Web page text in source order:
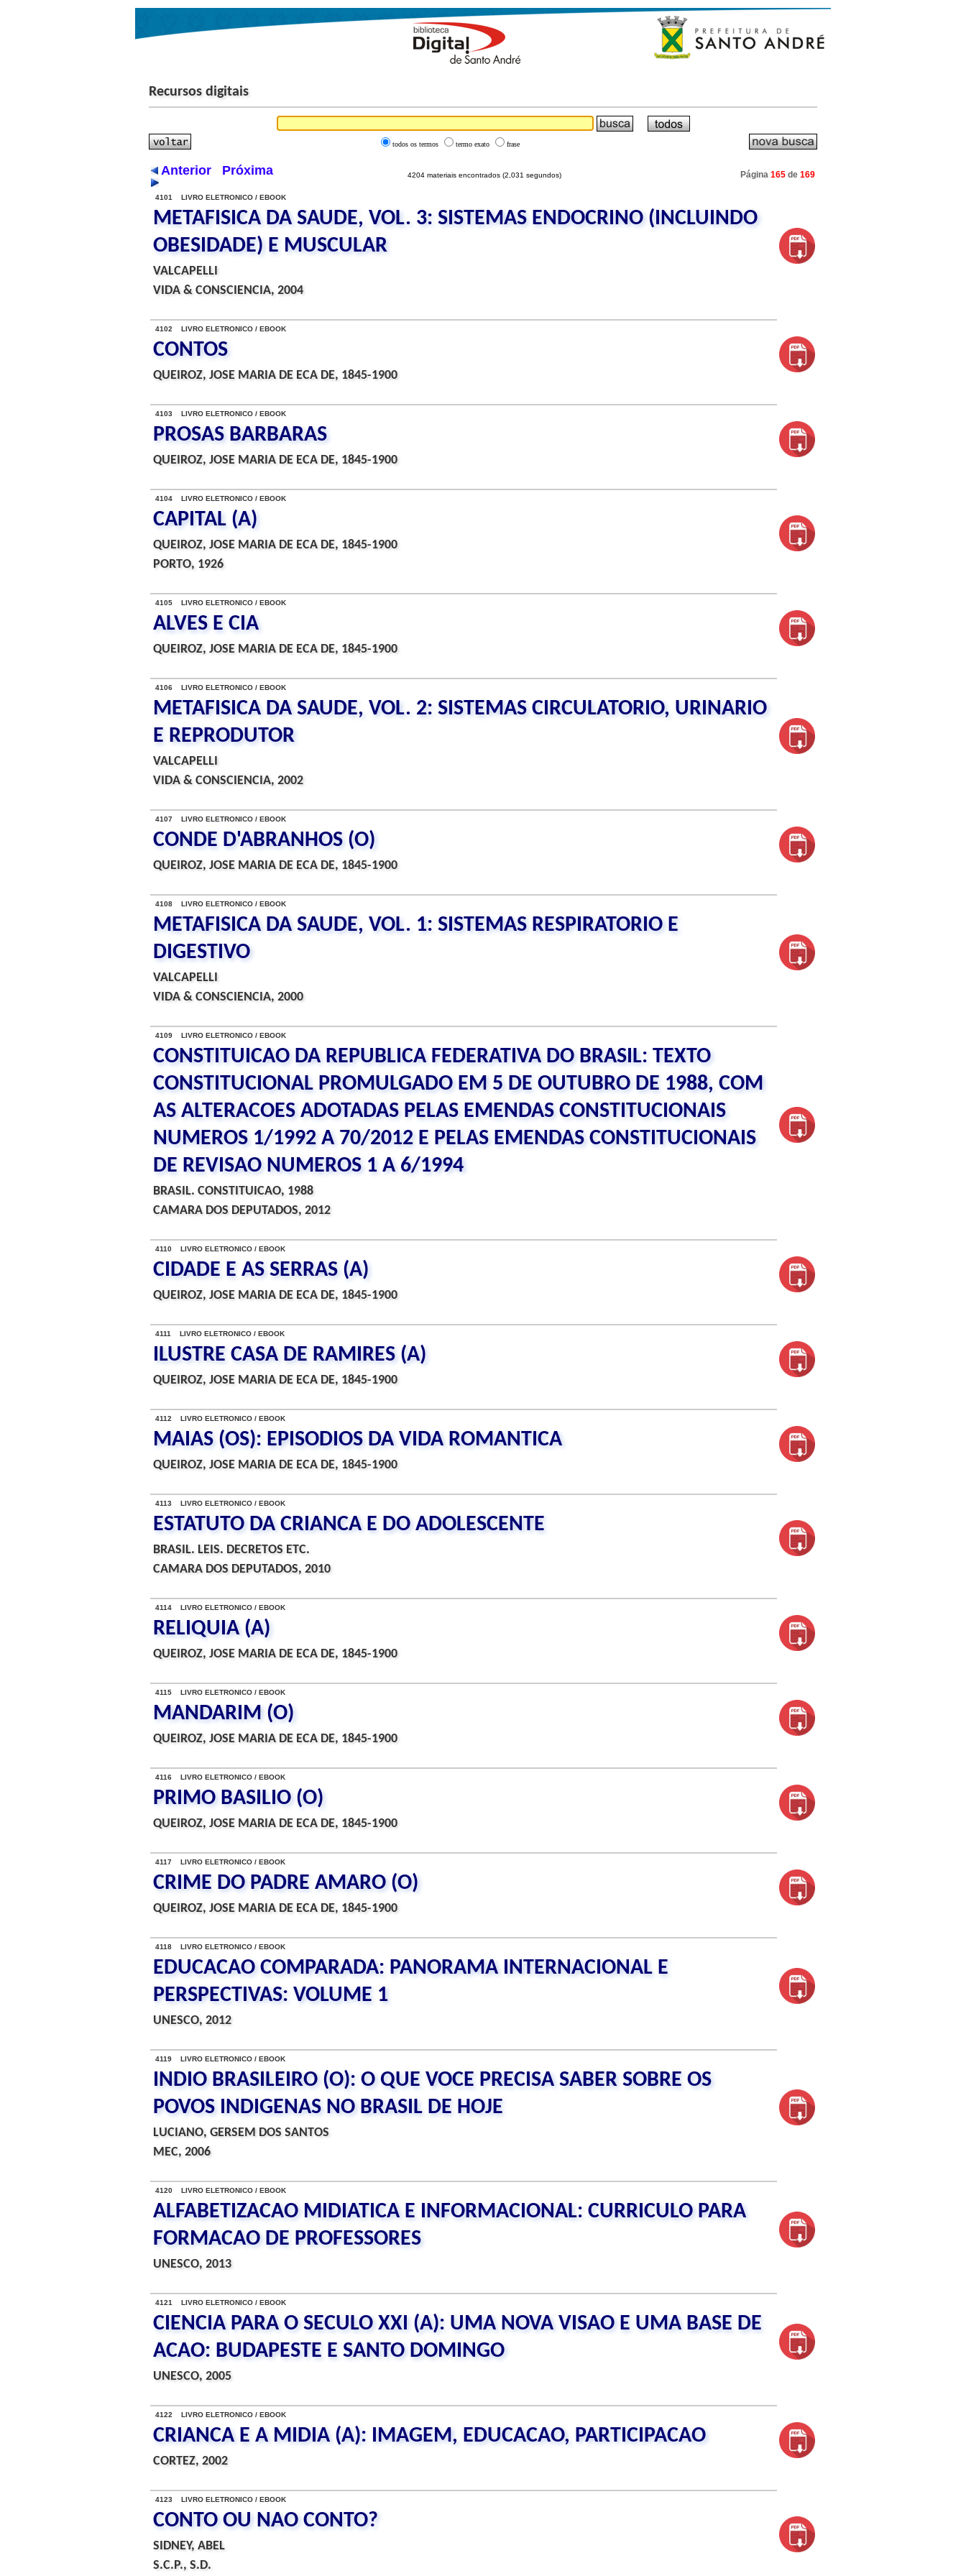
Recursos digitais
todos os termos termo exato frase
Anterior Próxima 4204 materiais encontrados (2,031 segundos) Página 165 de 169
4101 LIVRO ELETRONICO / EBOOK
METAFISICA DA SAUDE, VOL. 3: SISTEMAS ENDOCRINO (INCLUINDO
OBESIDADE) E MUSCULAR
VALCAPELLI
VIDA & CONSCIENCIA, 2004
4102 LIVRO ELETRONICO / EBOOK
CONTOS
QUEIROZ, JOSE MARIA DE ECA DE, 1845-1900
4103 LIVRO ELETRONICO / EBOOK
PROSAS BARBARAS
QUEIROZ, JOSE MARIA DE ECA DE, 1845-1900
4104 LIVRO ELETRONICO / EBOOK
CAPITAL (A)
QUEIROZ, JOSE MARIA DE ECA DE, 1845-1900
PORTO, 1926
4105 LIVRO ELETRONICO / EBOOK
ALVES E CIA
QUEIROZ, JOSE MARIA DE ECA DE, 1845-1900
4106 LIVRO ELETRONICO / EBOOK
METAFISICA DA SAUDE, VOL. 2: SISTEMAS CIRCULATORIO, URINARIO
E REPRODUTOR
VALCAPELLI
VIDA & CONSCIENCIA, 2002
4107 LIVRO ELETRONICO / EBOOK
CONDE D'ABRANHOS (O)
QUEIROZ, JOSE MARIA DE ECA DE, 1845-1900
4108 LIVRO ELETRONICO / EBOOK
METAFISICA DA SAUDE, VOL. 1: SISTEMAS RESPIRATORIO E
DIGESTIVO
VALCAPELLI
VIDA & CONSCIENCIA, 2000
4109 LIVRO ELETRONICO / EBOOK
CONSTITUICAO DA REPUBLICA FEDERATIVA DO BRASIL: TEXTO
CONSTITUCIONAL PROMULGADO EM 5 DE OUTUBRO DE 1988, COM
AS ALTERACOES ADOTADAS PELAS EMENDAS CONSTITUCIONAIS
NUMEROS 1/1992 A 70/2012 E PELAS EMENDAS CONSTITUCIONAIS
DE REVISAO NUMEROS 1 A 6/1994
BRASIL. CONSTITUICAO, 1988
CAMARA DOS DEPUTADOS, 2012
4110 LIVRO ELETRONICO / EBOOK
CIDADE E AS SERRAS (A)
QUEIROZ, JOSE MARIA DE ECA DE, 1845-1900
4111 LIVRO ELETRONICO / EBOOK
ILUSTRE CASA DE RAMIRES (A)
QUEIROZ, JOSE MARIA DE ECA DE, 1845-1900
4112 LIVRO ELETRONICO / EBOOK
MAIAS (OS): EPISODIOS DA VIDA ROMANTICA
QUEIROZ, JOSE MARIA DE ECA DE, 1845-1900
4113 LIVRO ELETRONICO / EBOOK
ESTATUTO DA CRIANCA E DO ADOLESCENTE
BRASIL. LEIS. DECRETOS ETC.
CAMARA DOS DEPUTADOS, 2010
4114 LIVRO ELETRONICO / EBOOK
RELIQUIA (A)
QUEIROZ, JOSE MARIA DE ECA DE, 1845-1900
4115 LIVRO ELETRONICO / EBOOK
MANDARIM (O)
QUEIROZ, JOSE MARIA DE ECA DE, 1845-1900
4116 LIVRO ELETRONICO / EBOOK
PRIMO BASILIO (O)
QUEIROZ, JOSE MARIA DE ECA DE, 1845-1900
4117 LIVRO ELETRONICO / EBOOK
CRIME DO PADRE AMARO (O)
QUEIROZ, JOSE MARIA DE ECA DE, 1845-1900
4118 LIVRO ELETRONICO / EBOOK
EDUCACAO COMPARADA: PANORAMA INTERNACIONAL E
PERSPECTIVAS: VOLUME 1
UNESCO, 2012
4119 LIVRO ELETRONICO / EBOOK
INDIO BRASILEIRO (O): O QUE VOCE PRECISA SABER SOBRE OS
POVOS INDIGENAS NO BRASIL DE HOJE
LUCIANO, GERSEM DOS SANTOS
MEC, 2006
4120 LIVRO ELETRONICO / EBOOK
ALFABETIZACAO MIDIATICA E INFORMACIONAL: CURRICULO PARA
FORMACAO DE PROFESSORES
UNESCO, 2013
4121 LIVRO ELETRONICO / EBOOK
CIENCIA PARA O SECULO XXI (A): UMA NOVA VISAO E UMA BASE DE
ACAO: BUDAPESTE E SANTO DOMINGO
UNESCO, 2005
4122 LIVRO ELETRONICO / EBOOK
CRIANCA E A MIDIA (A): IMAGEM, EDUCACAO, PARTICIPACAO
CORTEZ, 2002
4123 LIVRO ELETRONICO / EBOOK
CONTO OU NAO CONTO?
SIDNEY, ABEL
S.C.P., S.D.